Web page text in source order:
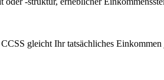
gleicht Ihr tatsächliches